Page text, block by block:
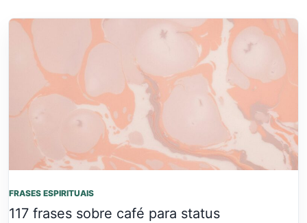
FRASES ESPIRITUAIS
117 frases sobre café para status